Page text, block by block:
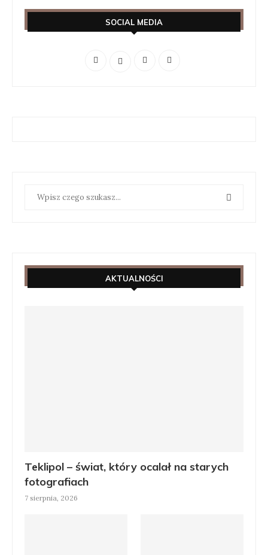
SOCIAL MEDIA
AKTUALNOŚCI
Teklipol – świat, który ocalał na starych
fotografiach
7 sierpnia, 2026